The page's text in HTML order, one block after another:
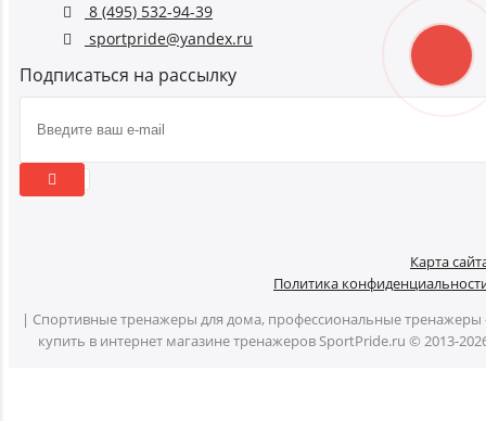
8 (495) 532-94-39
sportpride@yandex.ru
Подписаться на рассылку
Карта
Политика
| Спортивные тренажеры для дома, профессиональные тренажеры
купить в интернет магазине тренажеров SportPride.ru © 2013-